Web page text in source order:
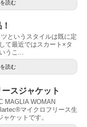
読む
というスタイルは既に定
て最近ではスカート×タ
うこ...
読む
スジャケット
MAGLIA WOMAN
マイクロフリース生
ケットです。